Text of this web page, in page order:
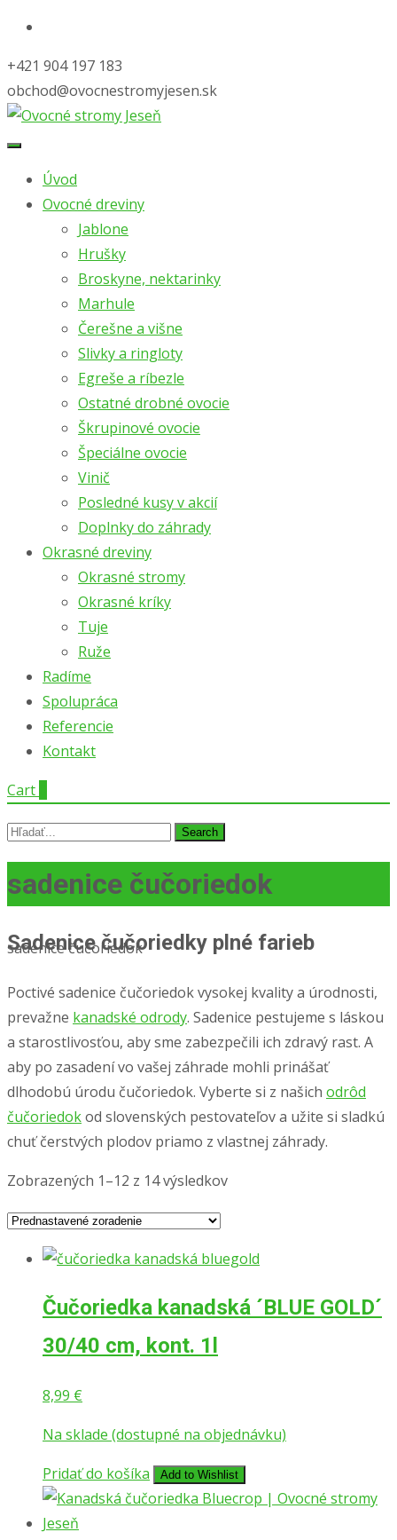
+421 904 197 183
obchod@ovocnestromyjesen.sk
Skip
contentÚvod
Ovocné dreviny
Jablone
Hrušky
Broskyne, nektarinky
Marhule
Čerešne a višne
Slivky a ringloty
Egreše a ríbezle
Ostatné drobné ovocie
Škrupinové ovocie
Špeciálne ovocie
Vinič
Posledné kusy v akcií
Doplnky do záhrady
Okrasné dreviny
Okrasné stromy
Okrasné kríky
Tuje
Ruže
Radíme
Spolupráca
Referencie
Kontakt
Cart
Search
sadenice čučoriedok
sadenice čučoriedok
Sadenice čučoriedky plné farieb
Poctivé sadenice čučoriedok vysokej kvality a úrodnosti,
prevažne kanadské odrody. Sadenice pestujeme s láskou
a starostlivosťou, aby sme zabezpečili ich zdravý rast. A
aby po zasadení vo vašej záhrade mohli prinášať
dlhodobú úrodu čučoriedok. Vyberte si z našich odrôd
čučoriedokod slovenských pestovateľov a užite si sladkú
chuť čerstvých plodov priamo z vlastnej záhrady.
Zobrazených 1–12 z 14 výsledkov
Čučoriedka kanadská ´BLUE GOLD´
30/40 cm, kont. 1l
8,99 €
Na sklade (dostupné na objednávku)
Pridať do košíka
Add to Wishlist